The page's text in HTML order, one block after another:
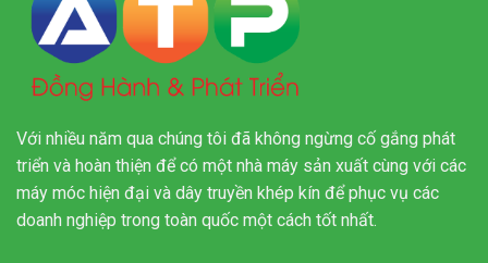
Với nhiều năm qua chúng tôi đã không ngừng cố gắng phát
triển và hoàn thiện để có một nhà máy sản xuất cùng với các
máy móc hiện đại và dây truyền khép kín để phục vụ các
doanh nghiệp trong toàn quốc một cách tốt nhất.